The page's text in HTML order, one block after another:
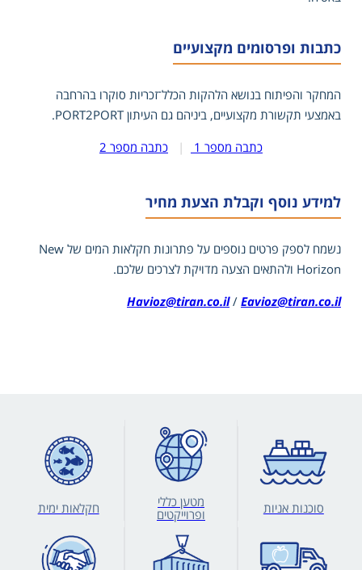
כתבות ופרסומים מקצועיים
המחקר והפיתוח בנושא הלהקות הכלל־זכריות סוקרו בהרחבה
באמצעי תקשורת מקצועיים, ביניהם גם העיתון PORT2PORT.
כתבה מספר 1
| כתבה מספר 2
למידע נוסף וקבלת הצעת מחיר
נשמח לספק פרטים נוספים על פתרונות חקלאות המים של New
Horizon ולהתאים הצעה מדויקת לצרכים שלכם.
Havioz@tiran.co.il/ Eavioz@tiran.co.il
סוכנות אניות
מטען כללי
ופרוייקטים
חקלאות ימית